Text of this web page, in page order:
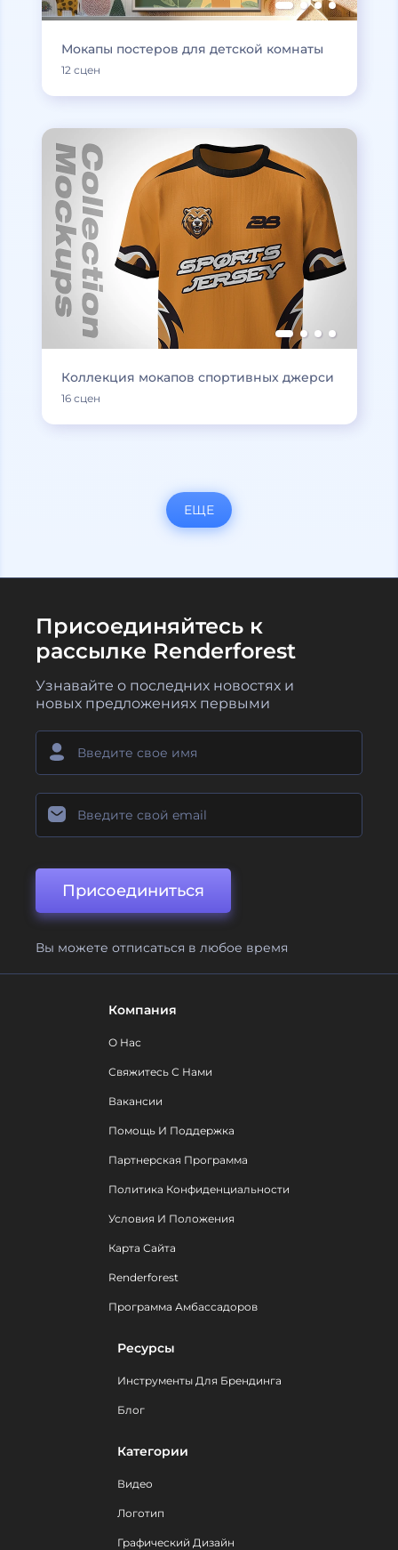
Мокапы постеров для детской комнаты
12 сцен
Коллекция мокапов спортивных джерси
16 сцен
ЕЩЕ
Присоединяйтесь к
рассылке Renderforest
Узнавайте о последних новостях и
новых предложениях первыми
Присоединиться
Вы можете отписаться в любое время
Компания
О Нас
Свяжитесь С Нами
Вакансии
Помощь И Поддержка
Партнерская Программа
Политика Конфиденциальности
Условия И Положения
Карта Сайта
Renderforest
Программа Амбассадоров
Ресурсы
Инструменты Для Брендинга
Блог
Категории
Видео
Логотип
Графический Дизайн